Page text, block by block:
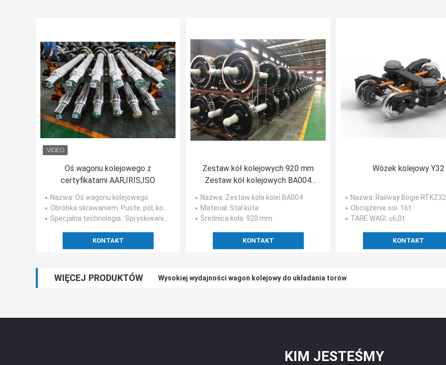
Oś wagonu kolejowego z
certyfikatami AAR,IRIS,ISO
Nazwa: Oś wagonu kolejowego
Obróbka skrawaniem: Puste, pół, końcowe
Specjalna technologia. : Spryskiwanie molibdenu
KONTAKT
Zestaw kół kolejowych 920 mm
Zestaw kół kolejowych BA004
Koło Wysoka niezawodność Z
certyfikacją TSI
Nazwa: Zestaw koła kolei BA004
Materiał: Stal kuta
Średnica koła: 920 mm
KONTAKT
Wózek kolejowy Y32
Nazwa: Railway Bogie RTKZ32
Obciążenie osi: 16t
TARE WAGI : ≤6,0t
KONTAKT
WIĘCEJ PRODUKTÓW Wysokiej wydajności wagon kolejowy do układania torów
Urządzenia do czyszczenia tuneli kolejowych / metra 330 kW Przesyłka hydrauliczna
KIM JESTEŚMY